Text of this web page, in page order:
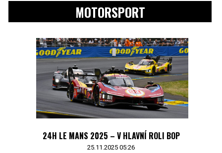
MOTORSPORT
24H LE MANS 2025 – V HLAVNÍ ROLI BOP
25.11.2025 05:26